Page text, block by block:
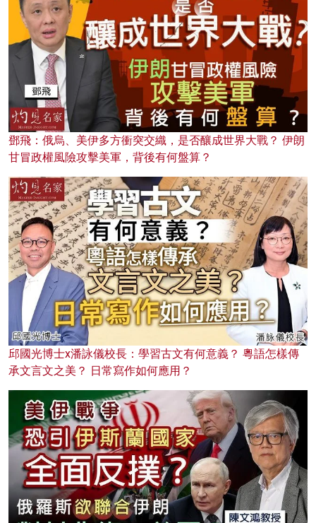
鄧飛：俄烏、美伊多方衝突交織，是否釀成世界大戰？ 伊朗
甘冒政權風險攻擊美軍，背後有何盤算？
邱國光博士x潘詠儀校長：學習古文有何意義？ 粵語怎樣傳
承文言文之美？ 日常寫作如何應用？